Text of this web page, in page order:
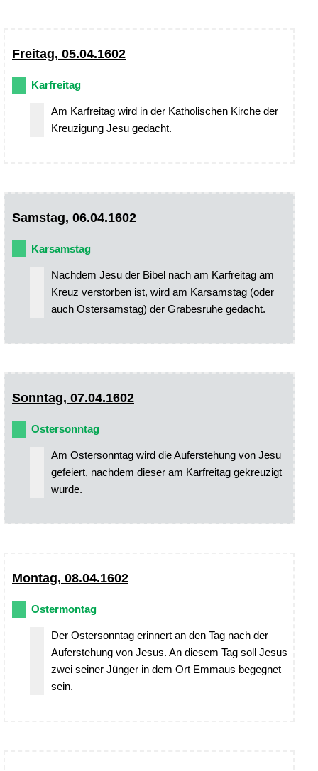
Freitag, 05.04.1602
Karfreitag
Am Karfreitag wird in der Katholischen Kirche der
Kreuzigung Jesu gedacht.
Samstag, 06.04.1602
Karsamstag
Nachdem Jesu der Bibel nach am Karfreitag am
Kreuz verstorben ist, wird am Karsamstag (oder
auch Ostersamstag) der Grabesruhe gedacht.
Sonntag, 07.04.1602
Ostersonntag
Am Ostersonntag wird die Auferstehung von Jesu
gefeiert, nachdem dieser am Karfreitag gekreuzigt
wurde.
Montag, 08.04.1602
Ostermontag
Der Ostersonntag erinnert an den Tag nach der
Auferstehung von Jesus. An diesem Tag soll Jesus
zwei seiner Jünger in dem Ort Emmaus begegnet
sein.